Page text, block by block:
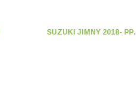
SUZUKI JIMNY 2018- РР.